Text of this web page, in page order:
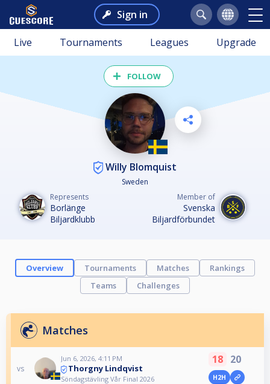
Sign in
Live Tournaments Leagues Upgrade
FOLLOW
Willy Blomquist
Sweden
Represents
Borlänge
Biljardklubb
Member of
Svenska
Biljardförbundet
Overview Tournaments Matches
Rankings
Teams
Challenges
Matches
vs
Jun 6, 2026, 4:11 PM
Thorgny Lindqvist
Söndagstävling Vår Final 2026
18 20
H2H